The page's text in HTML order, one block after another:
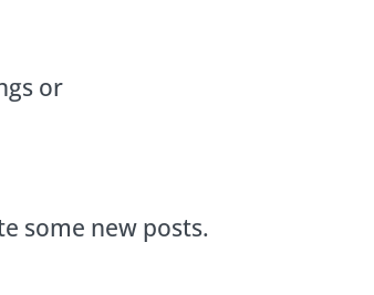
or
some new posts.